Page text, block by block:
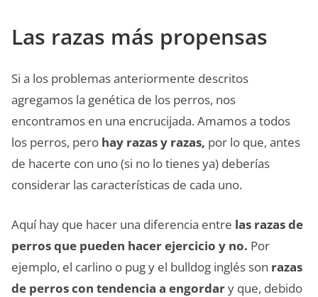
Las razas más propensas
Si a los problemas anteriormente descritos
agregamos la genética de los perros, nos
encontramos en una encrucijada. Amamos a todos
los perros, pero hay razas y razas, por lo que, antes
de hacerte con uno (si no lo tienes ya) deberías
considerar las características de cada uno.
Aquí hay que hacer una diferencia entre las razas de
perros que pueden hacer ejercicio y no. Por
ejemplo, el carlino o pug y el bulldog inglés son razas
de perros con tendencia a engordary que, debido